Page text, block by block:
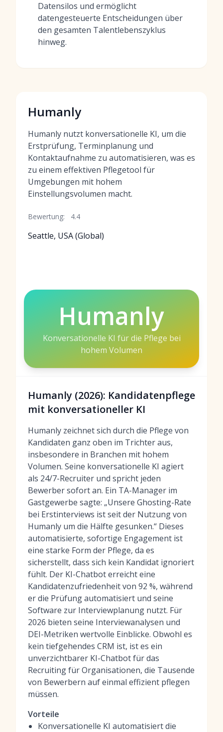
Datensilos und ermöglicht
datengesteuerte Entscheidungen über
den gesamten Talentlebenszyklus
hinweg.
Humanly
Humanly nutzt konversationelle KI, um die
Erstprüfung, Terminplanung und
Kontaktaufnahme zu automatisieren, was es
zu einem effektiven Pflegetool für
Umgebungen mit hohem
Einstellungsvolumen macht.
Bewertung: 4.4
Seattle, USA (Global)
Humanly
Konversationelle KI für die Pflege bei
hohem Volumen
Humanly (2026): Kandidatenpflege
mit konversationeller KI
Humanly zeichnet sich durch die Pflege von
Kandidaten ganz oben im Trichter aus,
insbesondere in Branchen mit hohem
Volumen. Seine konversationelle KI agiert
als 24/7-Recruiter und spricht jeden
Bewerber sofort an. Ein TA-Manager im
Gastgewerbe sagte: „Unsere Ghosting-Rate
bei Erstinterviews ist seit der Nutzung von
Humanly um die Hälfte gesunken.“ Dieses
automatisierte, sofortige Engagement ist
eine starke Form der Pflege, da es
sicherstellt, dass sich kein Kandidat ignoriert
fühlt. Der KI-Chatbot erreicht eine
Kandidatenzufriedenheit von 92 %, während
er die Prüfung automatisiert und seine
Software zur Interviewplanung nutzt. Für
2026 bieten seine Interviewanalysen und
DEI-Metriken wertvolle Einblicke. Obwohl es
kein tiefgehendes CRM ist, ist es ein
unverzichtbarer KI-Chatbot für das
Recruitingfür Organisationen, die Tausende
von Bewerbern auf einmal effizient pflegen
müssen.
Vorteile
Konversationelle KI automatisiert die